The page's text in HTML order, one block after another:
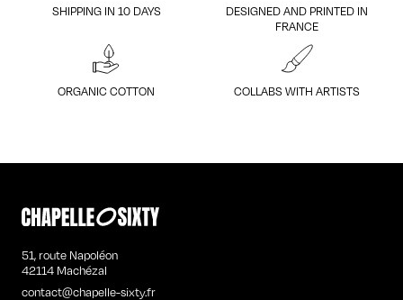
SHIPPING IN 10 DAYS
DESIGNED AND PRINTED IN
FRANCE
ORGANIC COTTON COLLABS WITH ARTISTS
51, route Napoléon
42114 Machézal
contact@chapelle-sixty.fr